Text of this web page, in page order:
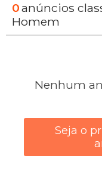
Minha conta
0anúncios
Homem
Nenhum
Seja o